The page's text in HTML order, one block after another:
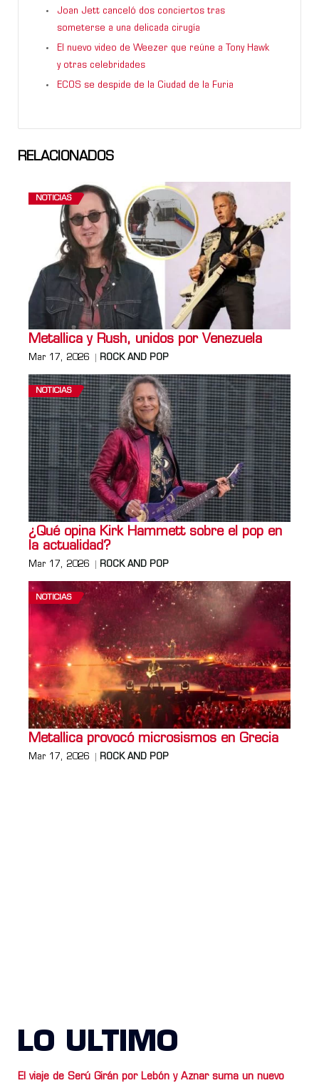
Joan Jett canceló dos conciertos tras
someterse a una delicada cirugía
El nuevo video de Weezer que reúne a Tony Hawk
y otras celebridades
ECOS se despide de la Ciudad de la Furia
RELACIONADOS
NOTICIAS
Metallica y Rush, unidos por Venezuela
Mar 17, 2026 ROCK AND POP
NOTICIAS
¿Qué opina Kirk Hammett sobre el pop en
la actualidad?
Mar 17, 2026 ROCK AND POP
NOTICIAS
Metallica provocó microsismos en Grecia
Mar 17, 2026 ROCK AND POP
LO ULTIMO
El viaje de Serú Girán por Lebón y Aznar suma un nuevo